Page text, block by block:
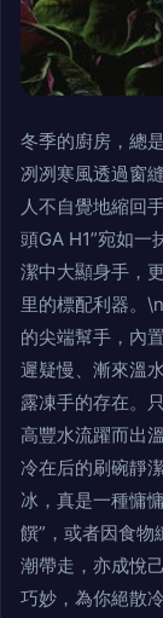
冬季的廚房，總
冽冽寒風透過窗
人不自覺地縮回
頭GA H1”宛如一
潔中大顯身手，
里的標配利器。
的尖端幫手，內
遲疑慢、漸來溫
露凍手的存在。
高豐水流躍而出
冷在后的刷碗靜
冰，真是一種慵
饌”，或者因食
潮帶走，亦成悅
巧妙，為你絕散